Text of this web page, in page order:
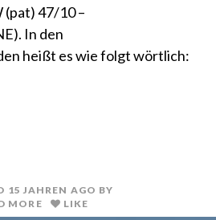
(pat) 47/10 –
In den
heißt es wie folgt wörtlich:
15 JAHREN AGO BY
MORE
LIKE